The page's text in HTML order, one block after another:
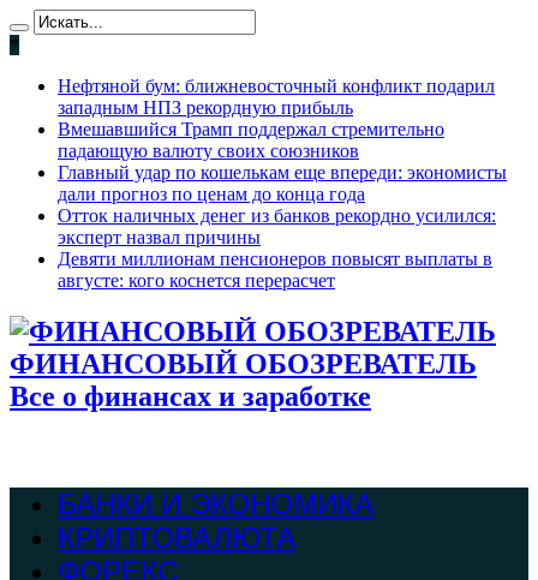
*
Нефтяной бум: ближневосточный конфликт подарил
западным НПЗ рекордную прибыль
Вмешавшийся Трамп поддержал стремительно
падающую валюту своих союзников
Главный удар по кошелькам еще впереди: экономисты
дали прогноз по ценам до конца года
Отток наличных денег из банков рекордно усилился:
эксперт назвал причины
Девяти миллионам пенсионеров повысят выплаты в
августе: кого коснется перерасчет
ФИНАНСОВЫЙ ОБОЗРЕВАТЕЛЬ
Все о финансах и заработке
БАНКИ И ЭКОНОМИКА
КРИПТОВАЛЮТА
ФОРЕКС